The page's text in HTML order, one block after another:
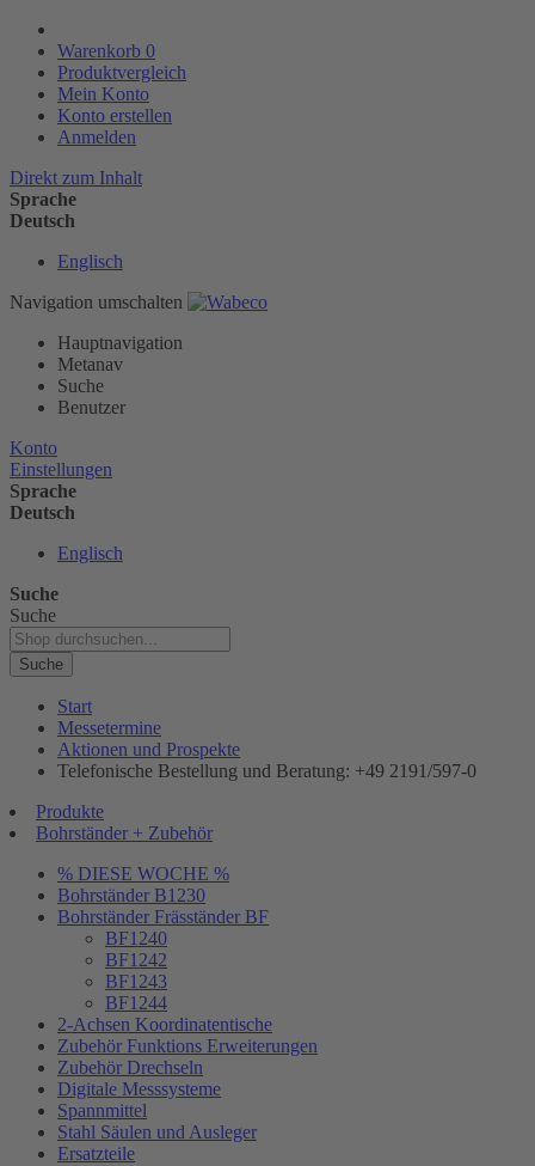
Warenkorb 0
Produktvergleich
Mein Konto
Konto erstellen
Anmelden
Direkt zum Inhalt
Sprache
Deutsch
Englisch
Navigation umschalten
Hauptnavigation
Metanav
Suche
Benutzer
Konto
Einstellungen
Sprache
Deutsch
Englisch
Suche
Suche
Suche
Start
Messetermine
Aktionen und Prospekte
Telefonische Bestellung und Beratung: +49 2191/597-0
Produkte
Bohrständer + Zubehör
% DIESE WOCHE %
Bohrständer B1230
Bohrständer Fräsständer BF
BF1240
BF1242
BF1243
BF1244
2-Achsen Koordinatentische
Zubehör Funktions Erweiterungen
Zubehör Drechseln
Digitale Messsysteme
Spannmittel
Stahl Säulen und Ausleger
Ersatzteile